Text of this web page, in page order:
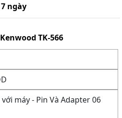
7 ngày
TK-566
máy - Pin Và Adapter 06